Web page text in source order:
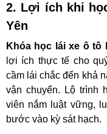
2. Lợi ích khi
Yên
Khóa học lái xe ô tô
lợi ích thực tế cho
cầm lái chắc đến khả
vận chuyển. Lộ trình
viên nắm luật vững,
bước vào kỳ sát hạch.